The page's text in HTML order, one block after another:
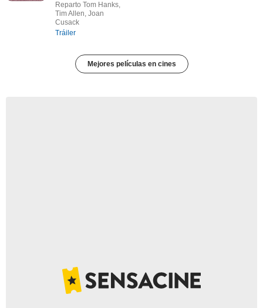
Reparto Tom Hanks,
Tim Allen, Joan
Cusack
Tráiler
Mejores películas en cines